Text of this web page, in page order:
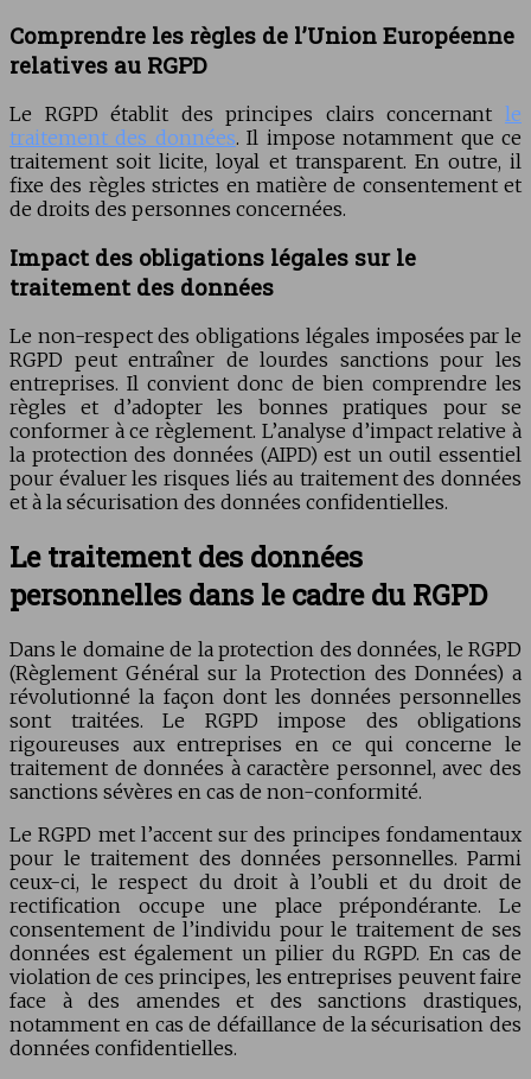
Comprendre les règles de l’Union Européenne
relatives au RGPD
Le RGPD établit des principes clairs concernant le
traitement des données. Il impose notamment que ce
traitement soit licite, loyal et transparent. En outre, il
fixe des règles strictes en matière de consentement et
de droits des personnes concernées.
Impact des obligations légales sur le
traitement des données
Le non-respect des obligations légales imposées par le
RGPD peut entraîner de lourdes sanctions pour les
entreprises. Il convient donc de bien comprendre les
règles et d’adopter les bonnes pratiques pour se
conformer à ce règlement. L’analyse d’impact relative à
la protection des données (AIPD) est un outil essentiel
pour évaluer les risques liés au traitement des données
et à la sécurisation des données confidentielles.
Le traitement des données
personnelles dans le cadre du RGPD
Dans le domaine de la protection des données, le RGPD
(Règlement Général sur la Protection des Données) a
révolutionné la façon dont les données personnelles
sont traitées. Le RGPD impose des obligations
rigoureuses aux entreprises en ce qui concerne le
traitement de données à caractère personnel, avec des
sanctions sévères en cas de non-conformité.
Le RGPD met l’accent sur des principes fondamentaux
pour le traitement des données personnelles. Parmi
ceux-ci, le respect du droit à l’oubli et du droit de
rectification occupe une place prépondérante. Le
consentement de l’individu pour le traitement de ses
données est également un pilier du RGPD. En cas de
violation de ces principes, les entreprises peuvent faire
face à des amendes et des sanctions drastiques,
notamment en cas de défaillance de la sécurisation des
données confidentielles.